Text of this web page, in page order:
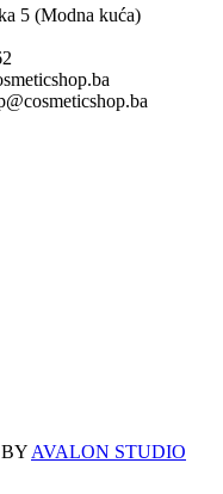
5 (Modna kuća)
AVALON STUDIO